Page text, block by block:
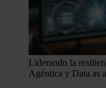
Liderando la
Agéntica y Data as